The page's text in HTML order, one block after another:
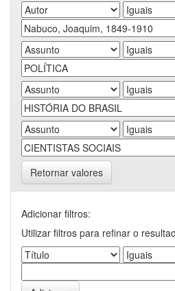
Retornar valores
Adicionar filtros:
Utilizar filtros para refinar o